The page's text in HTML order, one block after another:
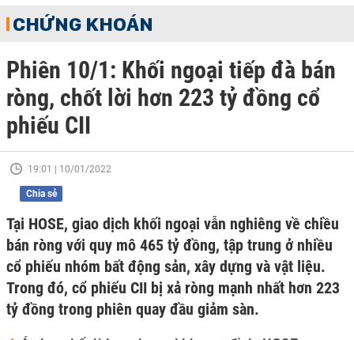
CHỨNG KHOÁN
Phiên 10/1: Khối ngoại tiếp đà bán
ròng, chốt lời hơn 223 tỷ đồng cổ
phiếu CII
19:01 | 10/01/2022
Chia sẻ
Tại HOSE, giao dịch khối ngoại vẫn nghiêng về chiều
bán ròng với quy mô 465 tỷ đồng, tập trung ở nhiều
cổ phiếu nhóm bất động sản, xây dựng và vật liệu.
Trong đó, cổ phiếu CII bị xả ròng mạnh nhất hơn 223
tỷ đồng trong phiên quay đầu giảm sàn.